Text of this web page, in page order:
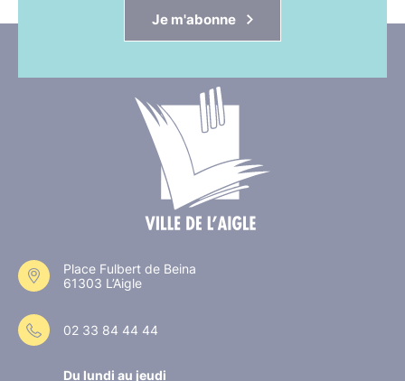
Je m'abonne
Place Fulbert de Beina
61303 L’Aigle
02 33 84 44 44
Du lundi au jeudi